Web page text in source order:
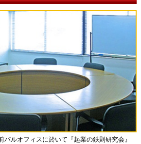
パルオフィスに於いて『起業の鉄則研究会』